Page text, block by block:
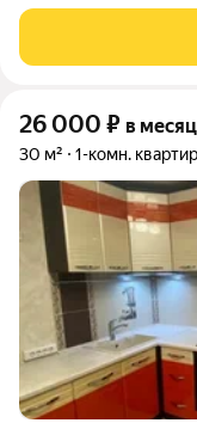
развитой
организации. Без
26 000 ₽ в месяц
30 м² 1-комн.